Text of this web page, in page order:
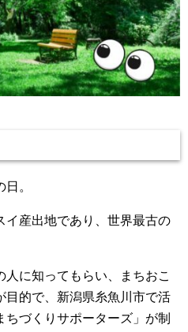
。
イ産出地であり、世界最古の
に知ってもらい、まちおこ
目的で、新潟県糸魚川市で活
づくりサポーターズ」が制